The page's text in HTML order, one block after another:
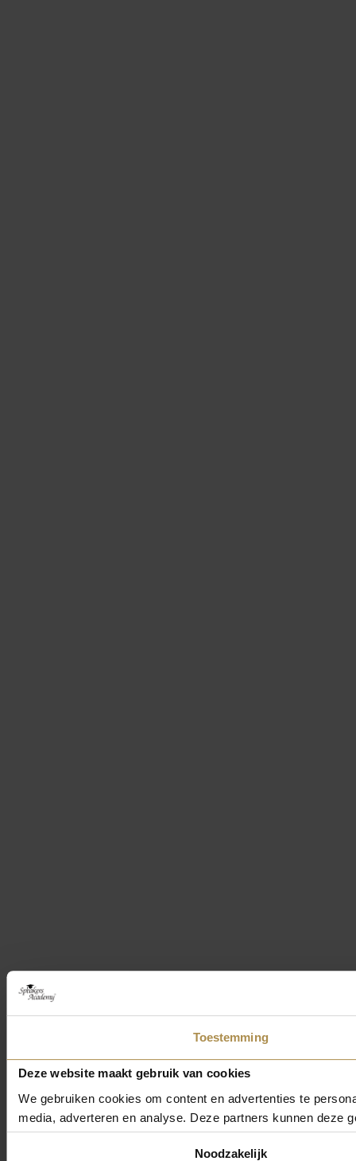
Toestemming
Deze website maakt gebruik van cookies
We gebruiken cookies om content en advertenties te
media, adverteren en analyse. Deze partners kunnen deze
Noodzakelijk